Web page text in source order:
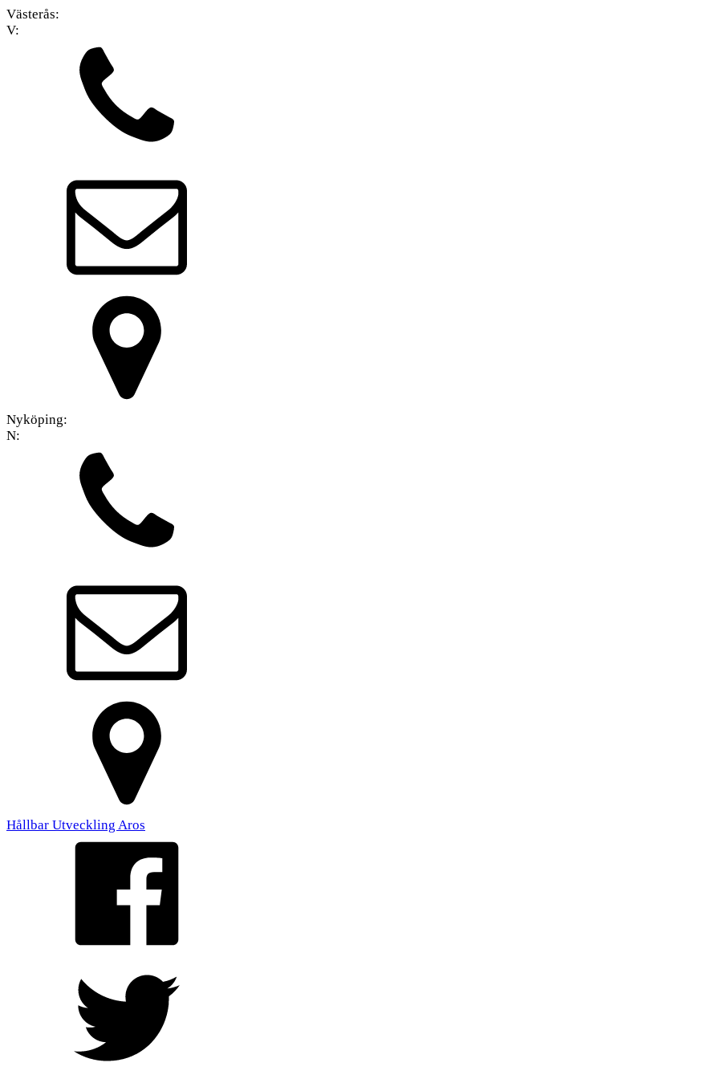
Västerås:
V:
Nyköping:
N:
Hållbar Utveckling Aros